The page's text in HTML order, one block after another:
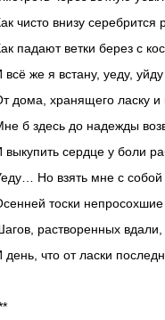
чисто внизу серебрится
падают ветки берез с
всё же я встану, уеду, уйду
дома, хранящего ласку и
б здесь до надежды
выкупить сердце у боли
Но взять мне с собой
тоски
растворенных
день, что от ласки